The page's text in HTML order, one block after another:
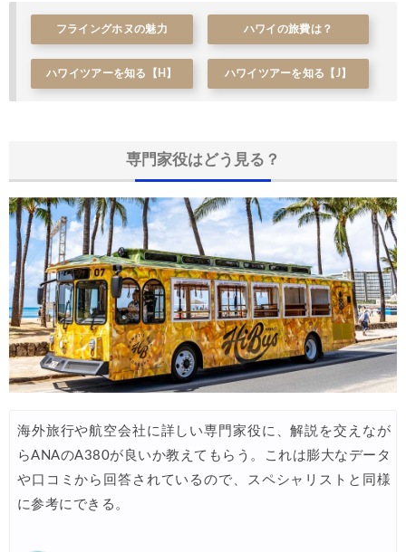
フライングホヌの魅力 ハワイの旅費は？
ハワイツアーを知る【H】 ハワイツアーを知る【J】
専門家役はどう見る？
海外旅行や航空会社に詳しい専門家役に、解説を交えなが
らANAのA380が良いか教えてもらう。これは膨大なデータ
や口コミから回答されているので、スペシャリストと同様
に参考にできる。